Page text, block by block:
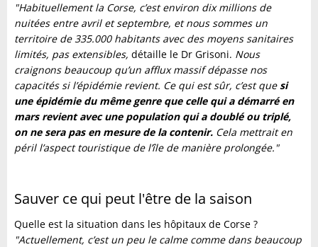
"Habituellement la Corse, c’est environ dix millions de
nuitées entre avril et septembre, et nous sommes un
territoire de 335.000 habitants avec des moyens sanitaires
limités, pas extensibles, détaille le Dr Grisoni. Nous
craignons beaucoup qu’un afflux massif dépasse nos
capacités si l’épidémie revient. Ce qui est sûr, c’est quesi
une épidémie du même genre que celle qui a démarré en
mars revient avec une population qui a doublé ou triplé,
on ne sera pas en mesure de la contenir. Cela mettrait en
péril l’aspect touristique de l’île de manière prolongée."
Sauver ce qui peut l'être de la saison
Quelle est la situation dans les hôpitaux de Corse ?
"Actuellement, c’est un peu le calme comme dans beaucoup